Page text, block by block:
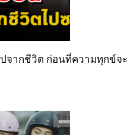
จากชีวิต ก่อนที่ความทุกข์จะ